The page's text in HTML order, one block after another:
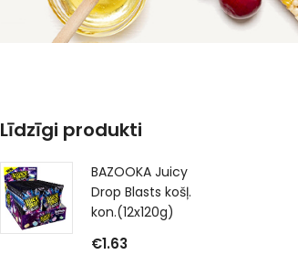
Līdzīgi produkti
BAZOOKA Juicy
Drop Blasts košļ.
kon.(12x120g)
€1.63